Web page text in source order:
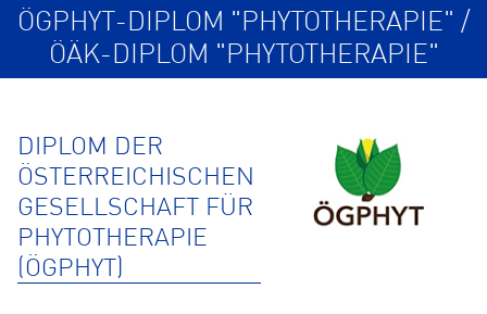
ÖGPHYT-DIPLOM "PHYTOTHERAPIE" /
ÖÄK-DIPLOM "PHYTOTHERAPIE"
DIPLOM DER
ÖSTERREICHISCHEN
GESELLSCHAFT FÜR
PHYTOTHERAPIE
(ÖGPHYT)